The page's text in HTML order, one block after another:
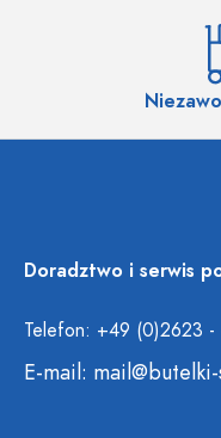
Doradztwo i serwis
Telefon: +49 (0)2623
E-mail: